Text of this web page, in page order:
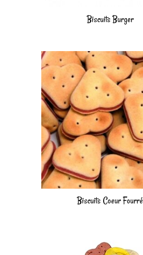
Biscuits Burger
Biscuits Coeur Fourré